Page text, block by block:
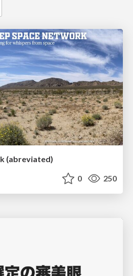
(abreviated)
0 250